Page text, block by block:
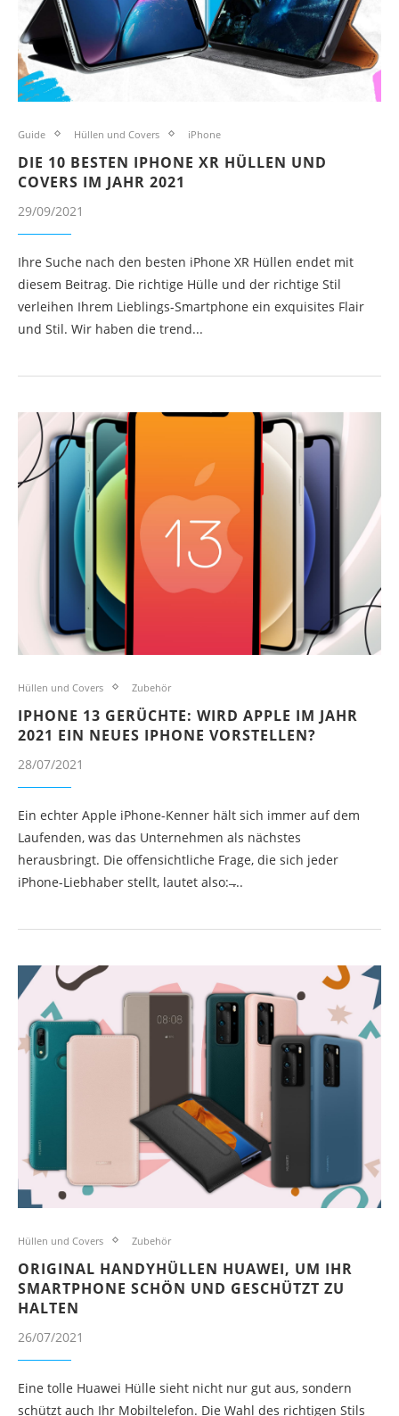
Guide Hüllen und Covers iPhone
DIE 10 BESTEN IPHONE XR HÜLLEN UND
COVERS IM JAHR 2021
29/09/2021
Ihre Suche nach den besten iPhone XR Hüllen endet mit
diesem Beitrag. Die richtige Hülle und der richtige Stil
verleihen Ihrem Lieblings-Smartphone ein exquisites Flair
und Stil. Wir haben die trend...
Hüllen und Covers Zubehör
IPHONE 13 GERÜCHTE: WIRD APPLE IM JAHR
2021 EIN NEUES IPHONE VORSTELLEN?
28/07/2021
Ein echter Apple iPhone-Kenner hält sich immer auf dem
Laufenden, was das Unternehmen als nächstes
herausbringt. Die offensichtliche Frage, die sich jeder
iPhone-Liebhaber stellt, lautet also: ̶...
Hüllen und Covers Zubehör
ORIGINAL HANDYHÜLLEN HUAWEI, UM IHR
SMARTPHONE SCHÖN UND GESCHÜTZT ZU
HALTEN
26/07/2021
Eine tolle Huawei Hülle sieht nicht nur gut aus, sondern
schützt auch Ihr Mobiltelefon. Die Wahl des richtigen Stils